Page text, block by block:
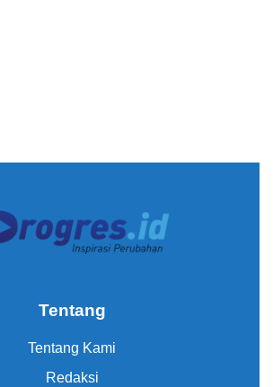
Tentang
Tentang Kami
Redaksi